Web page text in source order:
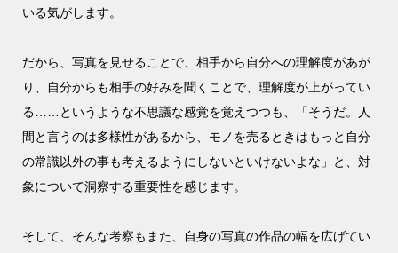
いる気がします。
だから、写真を見せることで、相手から自分への理解度があが
り、自分からも相手の好みを聞くことで、理解度が上がってい
る……というような不思議な感覚を覚えつつも、「そうだ。人
間と言うのは多様性があるから、モノを売るときはもっと自分
の常識以外の事も考えるようにしないといけないよな」と、対
象について洞察する重要性を感じます。
そして、そんな考察もまた、自身の写真の作品の幅を広げてい